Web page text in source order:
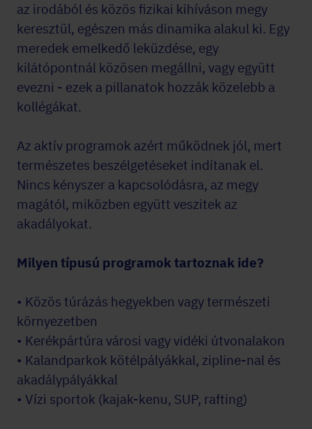
az irodából és közös fizikai kihíváson megy
keresztül, egészen más dinamika alakul ki. Egy
meredek emelkedő leküzdése, egy
kilátópontnál közösen megállni, vagy együtt
evezni - ezek a pillanatok hozzák közelebb a
kollégákat.
Az aktív programok azért működnek jól, mert
természetes beszélgetéseket indítanak el.
Nincs kényszer a kapcsolódásra, az megy
magától, miközben együtt veszitek az
akadályokat.
Milyen típusú programok tartoznak ide?
• Közös túrázás hegyekben vagy természeti
környezetben
• Kerékpártúra városi vagy vidéki útvonalakon
• Kalandparkok kötélpályákkal, zipline-nal és
akadálypályákkal
• Vízi sportok (kajak-kenu, SUP, rafting)